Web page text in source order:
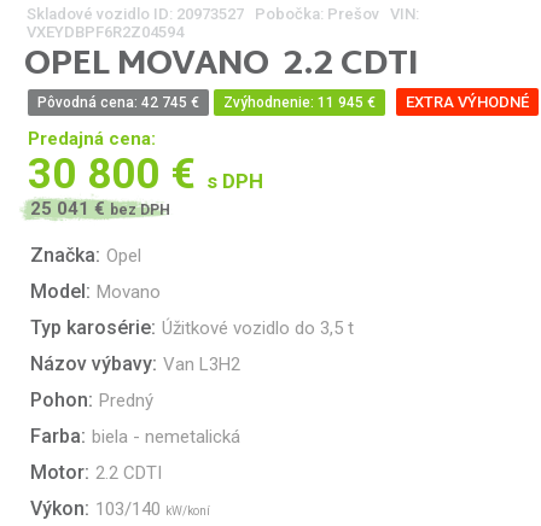
Skladové vozidlo ID: 20973527 Pobočka: Prešov VIN:
VXEYDBPF6R2Z04594
OPELMOVANO 2.2 CDTI
Pôvodná cena: 42 745 € Zvýhodnenie: 11 945 € EXTRA VÝHODNÉ
Predajná cena:
30 800 € s DPH
25 041 €bez DPH
Značka: Opel
Model: Movano
Typ karosérie: Úžitkové vozidlo do 3,5 t
Názov výbavy: Van L3H2
Pohon: Predný
Farba: biela - nemetalická
Motor: 2.2 CDTI
Výkon: 103/140 kW/koní